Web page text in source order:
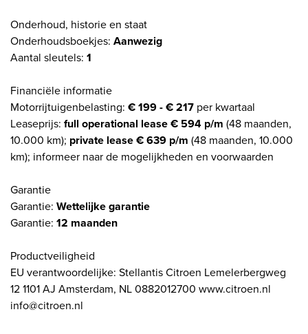
Onderhoud, historie en staat
Onderhoudsboekjes: Aanwezig
Aantal sleutels: 1
Financiële informatie
Motorrijtuigenbelasting: € 199 - € 217 per kwartaal
Leaseprijs: full operational lease € 594 p/m (48 maanden,
10.000 km); private lease € 639 p/m (48 maanden, 10.000
km); informeer naar de mogelijkheden en voorwaarden
Garantie
Garantie: Wettelijke garantie
Garantie: 12 maanden
Productveiligheid
EU verantwoordelijke: Stellantis Citroen Lemelerbergweg
12 1101 AJ Amsterdam, NL 0882012700 www.citroen.nl
info@citroen.nl